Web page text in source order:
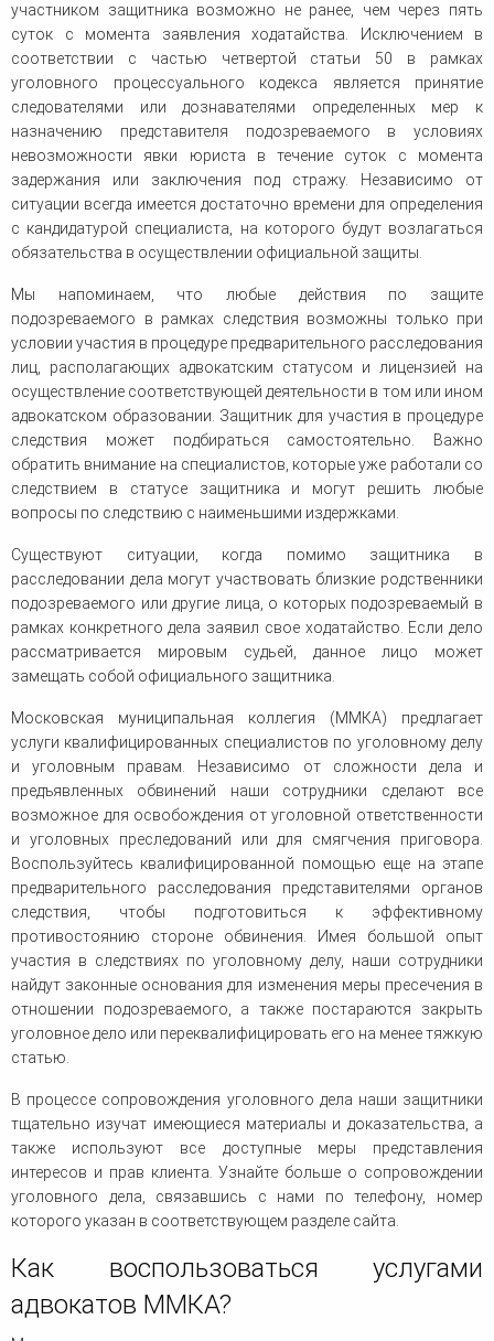
участником защитника возможно не ранее, чем через пять
суток с момента заявления ходатайства. Исключением в
соответствии с частью четвертой статьи 50 в рамках
уголовного процессуального кодекса является принятие
следователями или дознавателями определенных мер к
назначению представителя подозреваемого в условиях
невозможности явки юриста в течение суток с момента
задержания или заключения под стражу. Независимо от
ситуации всегда имеется достаточно времени для определения
с кандидатурой специалиста, на которого будут возлагаться
обязательства в осуществлении официальной защиты.
Мы напоминаем, что любые действия по защите
подозреваемого в рамках следствия возможны только при
условии участия в процедуре предварительного расследования
лиц, располагающих адвокатским статусом и лицензией на
осуществление соответствующей деятельности в том или ином
адвокатском образовании. Защитник для участия в процедуре
следствия может подбираться самостоятельно. Важно
обратить внимание на специалистов, которые уже работали со
следствием в статусе защитника и могут решить любые
вопросы по следствию с наименьшими издержками.
Существуют ситуации, когда помимо защитника в
расследовании дела могут участвовать близкие родственники
подозреваемого или другие лица, о которых подозреваемый в
рамках конкретного дела заявил свое ходатайство. Если дело
рассматривается мировым судьей, данное лицо может
замещать собой официального защитника.
Московская муниципальная коллегия (ММКА) предлагает
услуги квалифицированных специалистов по уголовному делу
и уголовным правам. Независимо от сложности дела и
предъявленных обвинений наши сотрудники сделают все
возможное для освобождения от уголовной ответственности
и уголовных преследований или для смягчения приговора.
Воспользуйтесь квалифицированной помощью еще на этапе
предварительного расследования представителями органов
следствия, чтобы подготовиться к эффективному
противостоянию стороне обвинения. Имея большой опыт
участия в следствиях по уголовному делу, наши сотрудники
найдут законные основания для изменения меры пресечения в
отношении подозреваемого, а также постараются закрыть
уголовное дело или переквалифицировать его на менее тяжкую
статью.
В процессе сопровождения уголовного дела наши защитники
тщательно изучат имеющиеся материалы и доказательства, а
также используют все доступные меры представления
интересов и прав клиента. Узнайте больше о сопровождении
уголовного дела, связавшись с нами по телефону, номер
которого указан в соответствующем разделе сайта.
Как воспользоваться услугами
адвокатов ММКА?